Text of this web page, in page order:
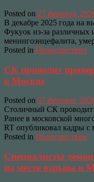
Posted on 27 февраля,
В декабре 2025 года на
Фукуок из-за различных
менингоэнцефалита,
Posted in Происшествия
СК проводит
в Москве
Posted on 27 февраля,
Столичный СК проводит
Ранее в московской
RT опубликовал кадры с
Posted in Происшествия
Специалисты
на месте взрыва в